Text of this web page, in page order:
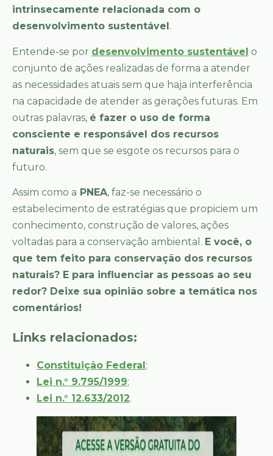
intrinsecamente relacionada com o
desenvolvimento sustentável .
Entende-se por desenvolvimento sustentável o
conjunto de ações realizadas de forma a atender
as necessidades atuais sem que haja interferência
na capacidade de atender as gerações futuras. Em
outras palavras, é fazer o uso de forma
consciente e responsável dos recursos
naturais, sem que se esgote os recursos para o
futuro.
Assim como a PNEA, faz-se necessário o
estabelecimento de estratégias que propiciem um
conhecimento, construção de valores, ações
voltadas para a conservação ambiental. E você, o
que tem feito para conservação dos recursos
naturais? E para influenciar as pessoas ao seu
redor? Deixe sua opinião sobre a temática nos
comentários!
Links relacionados:
Constituição Federal ;
Lei n.° 9.795/1999;
Lei n.° 12.633/2012.